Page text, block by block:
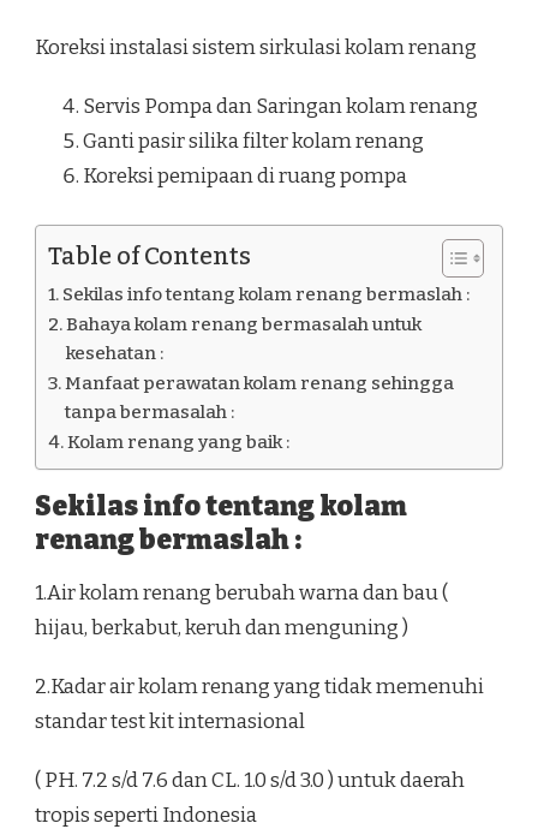
Koreksi instalasi sistem sirkulasi kolam renang
Servis Pompa dan Saringan kolam renang
Ganti pasir silika filter kolam renang
Koreksi pemipaan di ruang pompa
Table of Contents
Sekilas info tentang kolam renang bermaslah :
Bahaya kolam renang bermasalah untuk
kesehatan :
Manfaat perawatan kolam renang sehingga
tanpa bermasalah :
Kolam renang yang baik :
Sekilas info tentang kolam
renang bermaslah :
1.Air kolam renang berubah warna dan bau (
hijau, berkabut, keruh dan menguning )
2.Kadar air kolam renang yang tidak memenuhi
standar test kit internasional
( PH. 7.2 s/d 7.6 dan CL. 1.0 s/d 3.0 ) untuk daerah
tropis seperti Indonesia